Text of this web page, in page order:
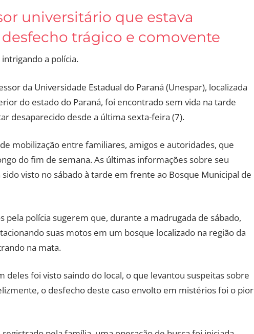
universitário que estava
trágico e comovente
a polícia.
da Universidade Estadual do Paraná (Unespar), localizada
do estado do Paraná, foi encontrado sem vida na tarde
desaparecido desde a última sexta-feira (7).
mobilização entre familiares, amigos e autoridades, que
do fim de semana. As últimas informações sobre seu
visto no sábado à tarde em frente ao Bosque Municipal de
polícia sugerem que, durante a madrugada de sábado,
suas motos em um bosque localizado na região da
na mata.
deles foi visto saindo do local, o que levantou suspeitas sobre
o desfecho deste caso envolto em mistérios foi o pior